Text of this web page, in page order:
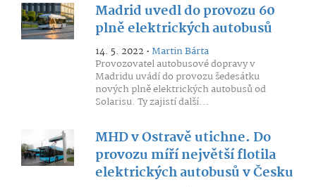
Madrid uvedl do provozu 60
plně elektrických autobusů
14. 5. 2022 •Martin Bárta
Provozovatel autobusové dopravy v
Madridu uvádí do provozu šedesátku
nových plně elektrických autobusů od
Solarisu. Ty zajistí další...
MHD v Ostravě utichne. Do
provozu míří největší flotila
elektrických autobusů v Česku